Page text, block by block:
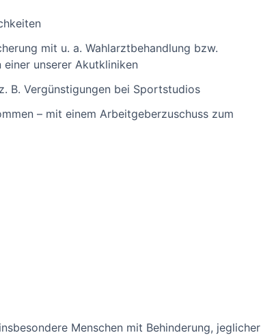
mit u. a. Wahlarztbehandlung bzw.
einer unserer Akutkliniken
B. Vergünstigungen bei Sportstudios
– mit einem Arbeitgeberzuschuss zum
Menschen mit Behinderung, jeglicher